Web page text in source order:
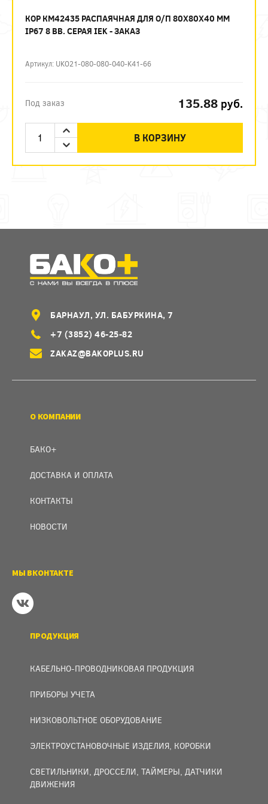
КОР КМ42435 РАСПАЯЧНАЯ ДЛЯ О/П 80Х80Х40 ММ
IP67 8 ВВ. СЕРАЯ IEK - ЗАКАЗ
Артикул: UKO21-080-080-040-K41-66
Под заказ 135.88 руб.
В КОРЗИНУ
БАРНАУЛ, УЛ. БАБУРКИНА, 7
+7 (3852) 46-25-82
ZAKAZ@BAKOPLUS.RU
О КОМПАНИИ
БАКО+
ДОСТАВКА И ОПЛАТА
КОНТАКТЫ
НОВОСТИ
МЫ ВКОНТАКТЕ
ПРОДУКЦИЯ
КАБЕЛЬНО-ПРОВОДНИКОВАЯ ПРОДУКЦИЯ
ПРИБОРЫ УЧЕТА
НИЗКОВОЛЬТНОЕ ОБОРУДОВАНИЕ
ЭЛЕКТРОУСТАНОВОЧНЫЕ ИЗДЕЛИЯ, КОРОБКИ
СВЕТИЛЬНИКИ, ДРОССЕЛИ, ТАЙМЕРЫ, ДАТЧИКИ
ДВИЖЕНИЯ